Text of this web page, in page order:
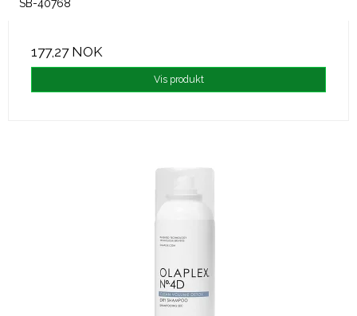
SB-40768
177,27 NOK
Vis produkt